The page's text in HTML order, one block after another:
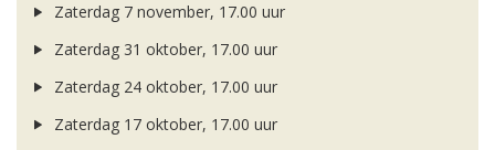
Zaterdag 7 november, 17.00 uur
Zaterdag 31 oktober, 17.00 uur
Zaterdag 24 oktober, 17.00 uur
Zaterdag 17 oktober, 17.00 uur